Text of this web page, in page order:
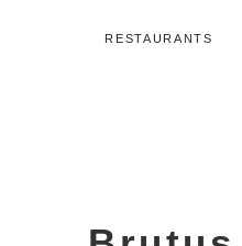
RESTAURANTS